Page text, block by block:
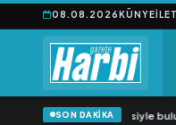
08.08.2026KÜNYE
SON DAKİKA
Şarkıcısı” seyircisiyle